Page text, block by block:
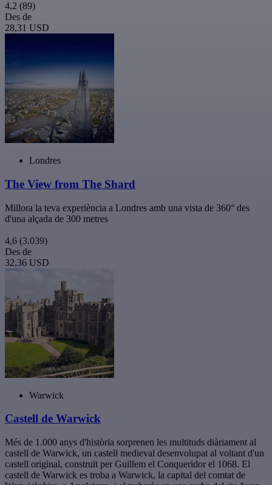
4,2 (89)
Des de
28,31 USD
Londres
The View from The Shard
Millora la teva experiència a Londres amb una vista de 360° des
d'una alçada de 300 metres
4,6 (3.039)
Des de
32,36 USD
Warwick
Castell de Warwick
Més de 1.000 anys d'història sorprenen les multituds diàriament al
castell de Warwick, un castell medieval desenvolupat al voltant d'un
castell original, construït per Guillem el Conqueridor el 1068. El
castell de Warwick es troba a Warwick, la capital del comtat de